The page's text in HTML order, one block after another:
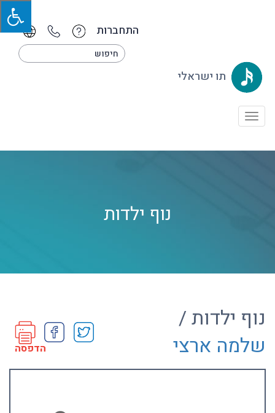
התחברות
תו ישראלי
Toggle
נוף ילדות
נוף ילדות /
שלמה ארצי
הדפסה